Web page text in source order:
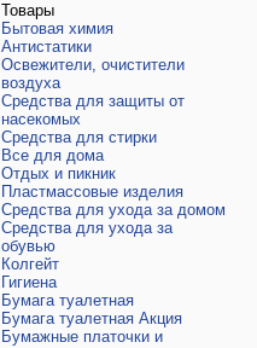
Товары
Бытовая химия
Антистатики
Освежители, очистители
воздуха
Средства для защиты от
насекомых
Средства для стирки
Все для дома
Отдых и пикник
Пластмассовые изделия
Средства для ухода за домом
Средства для ухода за
обувью
Колгейт
Гигиена
Бумага туалетная
Бумага туалетная Акция
Бумажные платочки и